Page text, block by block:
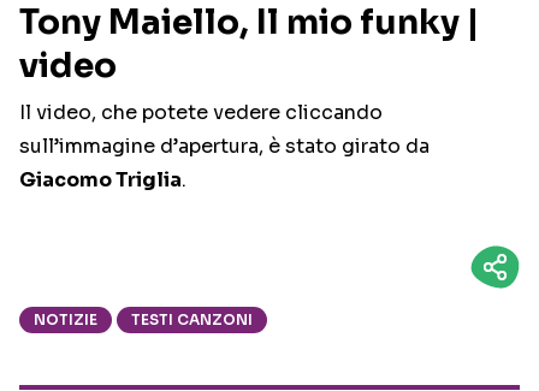
Tony Maiello, Il mio funky |
video
Il video, che potete vedere cliccando
sull’immagine d’apertura, è stato girato da
Giacomo Triglia.
NOTIZIE TESTI CANZONI